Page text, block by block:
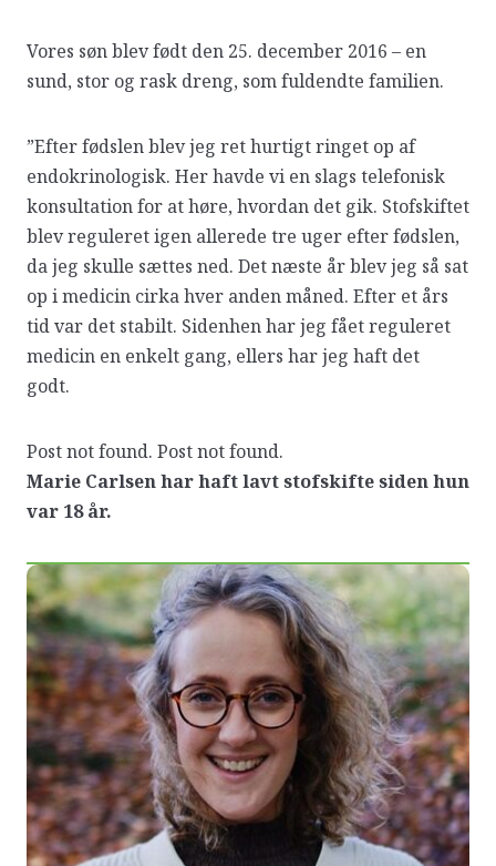
Vores søn blev født den 25. december 2016 – en
sund, stor og rask dreng, som fuldendte familien.
”Efter fødslen blev jeg ret hurtigt ringet op af
endokrinologisk. Her havde vi en slags telefonisk
konsultation for at høre, hvordan det gik. Stofskiftet
blev reguleret igen allerede tre uger efter fødslen,
da jeg skulle sættes ned. Det næste år blev jeg så sat
op i medicin cirka hver anden måned. Efter et års
tid var det stabilt. Sidenhen har jeg fået reguleret
medicin en enkelt gang, ellers har jeg haft det
godt.
Post not found. Post not found.
Marie Carlsen har haft lavt stofskifte siden hun
var 18 år.